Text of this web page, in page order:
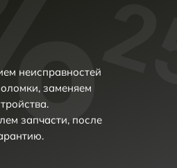
неисправностей
заменяем
запчасти, после